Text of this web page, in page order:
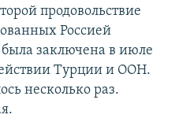
продовольствие
Россией
заключена в июле
Турции и ООН.
несколько раз.